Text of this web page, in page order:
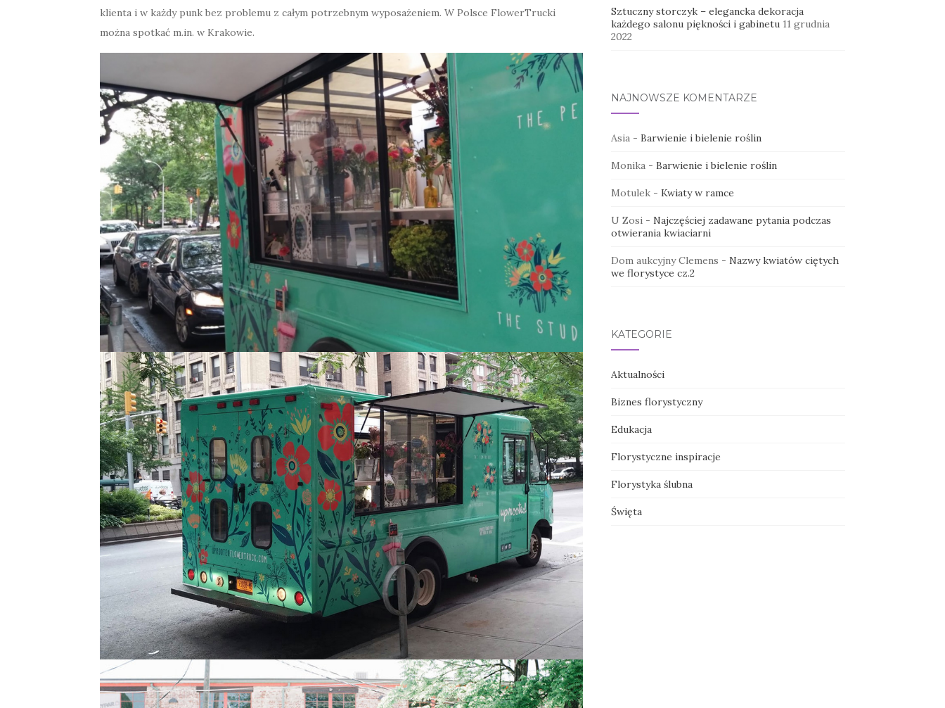
klienta i w każdy punk bez problemu z całym potrzebnym wyposażeniem. W Polsce FlowerTrucki
można spotkać m.in. w Krakowie.
Sztuczny storczyk – elegancka dekoracja
każdego salonu piękności i gabinetu 11 grudnia
2022
NAJNOWSZE KOMENTARZE
Asia- Barwienie i bielenie roślin
Monika- Barwienie i bielenie roślin
Motulek- Kwiaty w ramce
U Zosi- Najczęściej zadawane pytania podczas
otwierania kwiaciarni
Dom aukcyjny Clemens - Nazwy kwiatów ciętych
we florystyce cz.2
KATEGORIE
Aktualności
Biznes florystyczny
Edukacja
Florystyczne inspiracje
Florystyka ślubna
Święta